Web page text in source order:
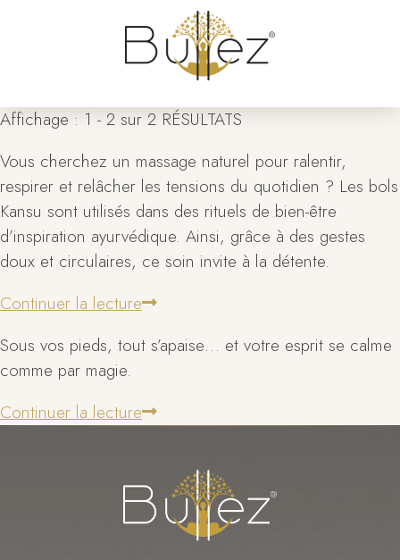
Affichage : 1 - 2 sur 2 RÉSULTATS
Vous cherchez un massage naturel pour ralentir,
respirer et relâcher les tensions du quotidien ? Les bols
Kansu sont utilisés dans des rituels de bien-être
d’inspiration ayurvédique. Ainsi, grâce à des gestes
doux et circulaires, ce soin invite à la détente.
Continuer la lecture
Sous vos pieds, tout s’apaise… et votre esprit se calme
comme par magie.
Continuer la lecture